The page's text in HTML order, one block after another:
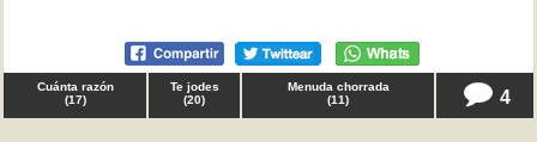
Cuánta razón
(17)
Te jodes
(20)
Menuda chorrada
(11) 4